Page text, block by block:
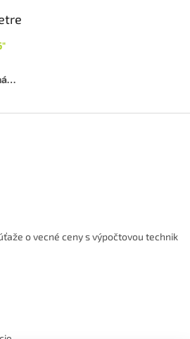
o vecné ceny s výpočtovou technik